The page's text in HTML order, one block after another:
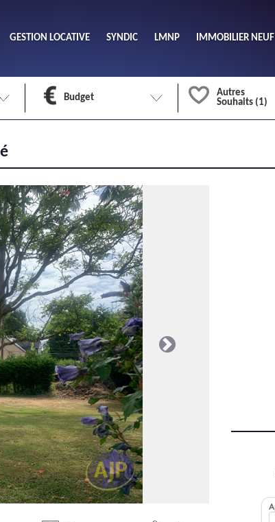
GESTION LOCATIVE SYNDIC LMNP IMMOBILIER NEUF
Budget
Autres
Souhaits (1)
Suivante